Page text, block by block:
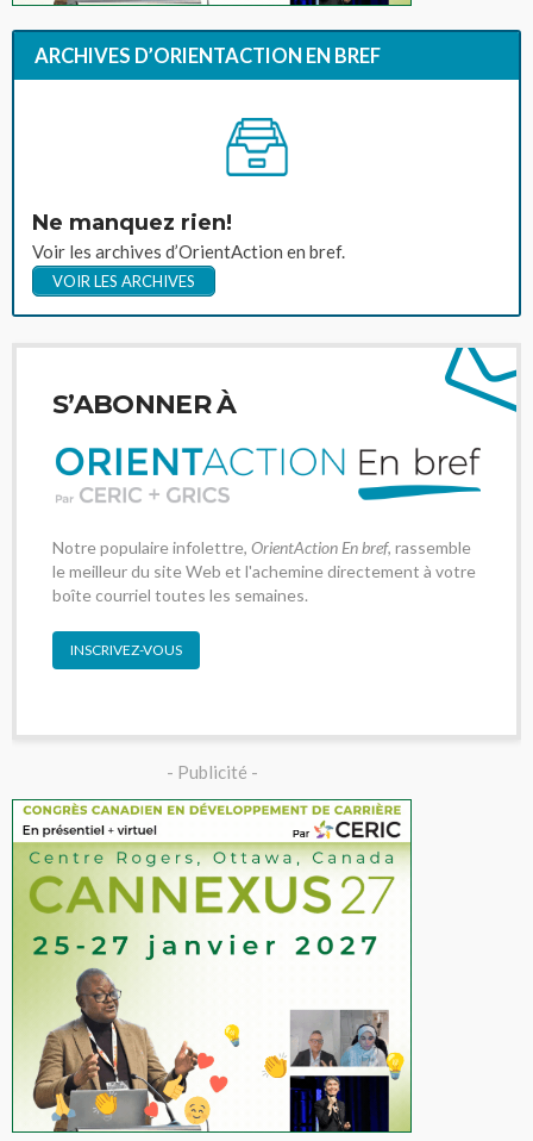
ARCHIVES D’ORIENTACTION EN BREF
Ne manquez rien!
Voir les archives d’OrientAction en bref.
VOIR LES ARCHIVES
S’ABONNER À
Notre populaire infolettre, OrientAction En bref, rassemble
le meilleur du site Web et l'achemine directement à votre
boîte courriel toutes les semaines.
INSCRIVEZ-VOUS
- Publicité -